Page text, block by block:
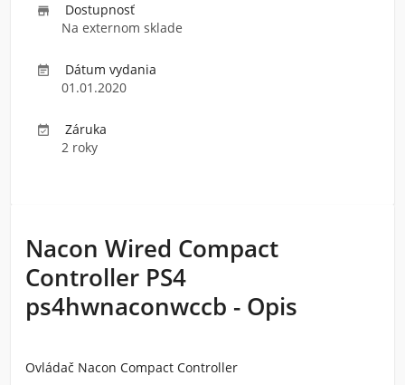

Dostupnosť
Na externom sklade

Dátum vydania
01.01.2020

Záruka
2 roky
Nacon Wired Compact
Controller PS4
ps4hwnaconwccb - Opis
Ovládač Nacon Compact Controller